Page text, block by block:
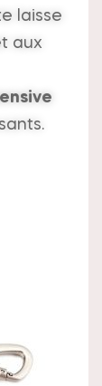
laisse
aux